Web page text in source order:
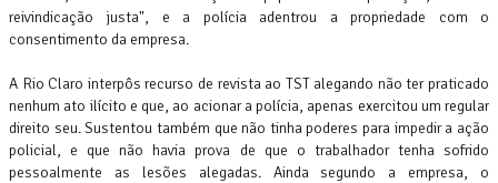
reivindicação justa", e a polícia adentrou a propriedade com o
consentimento da empresa.
A Rio Claro interpôs recurso de revista ao TST alegando não ter praticado
nenhum ato ilícito e que, ao acionar a polícia, apenas exercitou um regular
direito seu. Sustentou também que não tinha poderes para impedir a ação
policial, e que não havia prova de que o trabalhador tenha sofrido
pessoalmente as lesões alegadas. Ainda segundo a empresa, o